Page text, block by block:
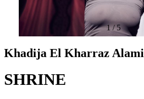
1/5
Khadija El Kharraz Alami
SHRINE